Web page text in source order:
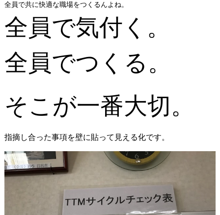
全員で共に快適な職場をつくるんよね。
全員で気付く。
全員でつくる。
そこが一番大切。
指摘し合った事項を壁に貼って見える化です。